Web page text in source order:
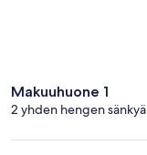
Makuuhuone 1
2 yhden hengen sänkyä